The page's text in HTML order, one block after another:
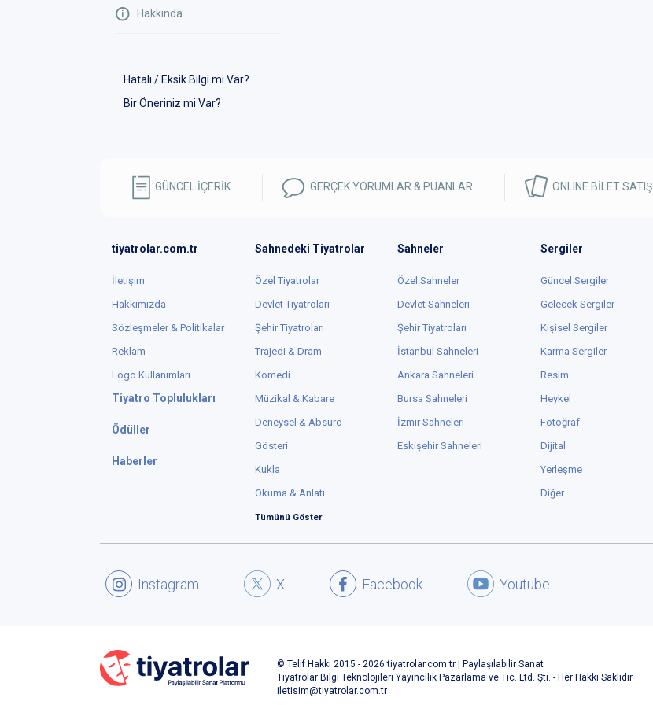
Hakkında
Hatalı / Eksik Bilgi mi Var?
Bir Öneriniz mi Var?
GÜNCEL İÇERİK GERÇEK YORUMLAR & PUANLAR ONLINE BİLET SATIŞ
tiyatrolar.com.tr
İletişim
Hakkımızda
Sözleşmeler & Politikalar
Reklam
Logo Kullanımları
Tiyatro Toplulukları
Ödüller
Haberler
Sahnedeki Tiyatrolar
Özel Tiyatrolar
Devlet Tiyatroları
Şehir Tiyatroları
Trajedi & Dram
Komedi
Müzikal & Kabare
Deneysel & Absürd
Gösteri
Kukla
Okuma & Anlatı
Tümünü Göster
Sahneler
Özel Sahneler
Devlet Sahneleri
Şehir Tiyatroları
İstanbul Sahneleri
Ankara Sahneleri
Bursa Sahneleri
İzmir Sahneleri
Eskişehir Sahneleri
Sergiler
Güncel Sergiler
Gelecek Sergiler
Kişisel Sergiler
Karma Sergiler
Resim
Heykel
Fotoğraf
Dijital
Yerleşme
Diğer
Youtube
Facebook
X
Instagram
© Telif Hakkı 2015 - 2026 tiyatrolar.com.tr | Paylaşılabilir Sanat
Tiyatrolar Bilgi Teknolojileri Yayıncılık Pazarlama ve Tic. Ltd. Şti. - Her Hakkı Saklıdır.
iletisim@tiyatrolar.com.tr